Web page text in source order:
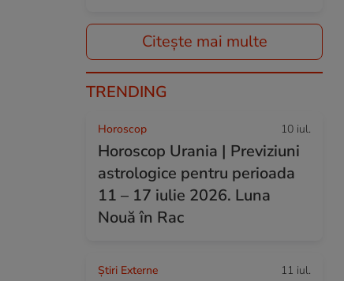
Citește mai multe
TRENDING
Horoscop 10 iul.
Horoscop Urania | Previziuni
astrologice pentru perioada
11 – 17 iulie 2026. Luna
Nouă în Rac
Știri Externe 11 iul.